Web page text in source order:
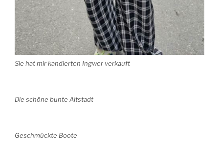
Sie hat mir kandierten Ingwer verkauft
Die schöne bunte Altstadt
Geschmückte Boote